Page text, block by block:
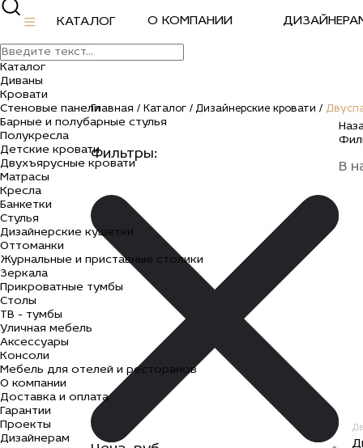
КАТАЛОГ О КОМПАНИИ
Каталог
Диваны
Кровати
Стеновые панели
Барные и полубарные стулья
Полукресла
Детские кровати
Двухъярусные кровати
Матрасы
Кресла
Банкетки
Стулья
Дизайнерские кушетки
Оттоманки
Журнальные и приставные столики
Зеркала
Прикроватные тумбы
Столы
ТВ - тумбы
Уличная мебель
Аксессуары
Консоли
Мебель для отелей и ресторанов
О компании
Доставка и оплата
Гарантии
Проекты
Дизайнерам
Двуспальные
Получить консультацию
*Бесплатная подборка с
Главная / Каталог / Дизайнерские кровати /
Фильтры:
В